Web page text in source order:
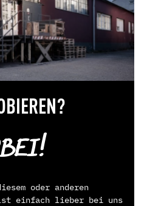
oder anderen
einfach lieber bei uns